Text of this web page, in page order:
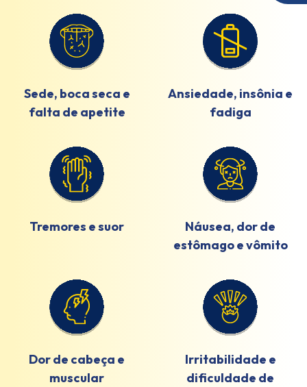
Sede, boca seca e
falta de apetite
Ansiedade, insônia e
fadiga
Tremores e suor
Náusea, dor de
estômago e vômito
Dor de cabeça e
muscular
Irritabilidade e
dificuldade de